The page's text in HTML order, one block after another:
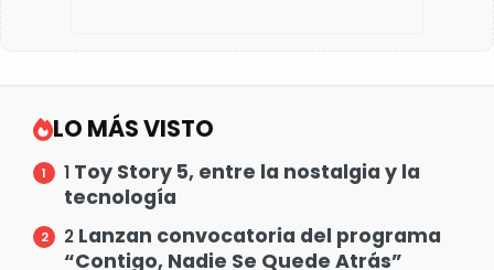
LO MÁS VISTO
1 Toy Story 5, entre la nostalgia y la
tecnología
2 Lanzan convocatoria del programa
“Contigo, Nadie Se Quede Atrás”